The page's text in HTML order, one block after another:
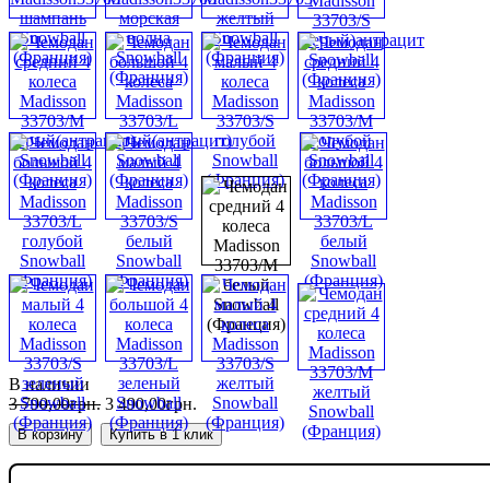
В наличии
3 790,00грн. 3 490,00грн.
В корзину Купить в 1 клик